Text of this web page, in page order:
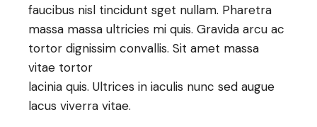
faucibus nisl tincidunt sget nullam. Pharetra
massa massa ultricies mi quis. Gravida arcu ac
tortor dignissim convallis. Sit amet massa
vitae tortor
lacinia quis. Ultrices in iaculis nunc sed augue
lacus viverra vitae.